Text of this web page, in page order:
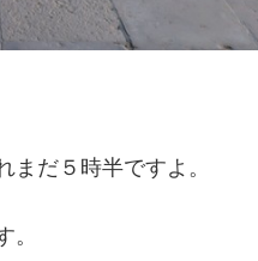
だ５時半ですよ。
。